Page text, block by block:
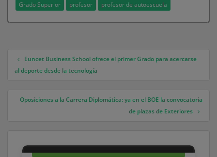
Grado Superior
profesor profesor de autoescuela
Navegación de entradas
Euncet Business School ofrece el primer Grado para acercarse
al deporte desde la tecnología
Oposiciones a la Carrera Diplomática: ya en el BOE la convocatoria
de plazas de Exteriores